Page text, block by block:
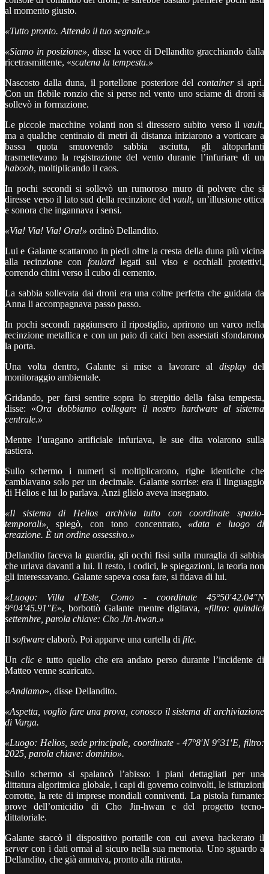
al momento giusto.
«Tutto pronto. Attendo il tuo segnale.»
«Siamo in posizione», disse la voce di Dellandito gracchiando dalla
ricetrasmittente, «scatena la tempesta.»
Nascosto dalla duna, il portellone posteriore del containersi aprì.
Con un flebile ronzio che si perse nel vento uno sciame di droni si
sollevò in formazione.
Le piccole macchine volanti non si diressero subito verso il vault,
ma a qualche centinaio di metri di distanza iniziarono a vorticare a
bassa quota smuovendo sabbia asciutta, gli altoparlanti
trasmettevano la registrazione del vento durante l’infuriare di un
haboob, moltiplicando il caos.
In pochi secondi si sollevò un rumoroso muro di polvere che si
diresse verso il lato sud della recinzione del vault, un’illusione ottica
e sonora che ingannava i sensi.
«Via! Via! Via! Ora!» ordinò Dellandito.
Lui e Galante scattarono in piedi oltre la cresta della duna più vicina
alla recinzione con foulard legati sul viso e occhiali protettivi,
correndo chini verso il cubo di cemento.
La sabbia sollevata dai droni era una coltre perfetta che guidata da
Anna li accompagnava passo passo.
In pochi secondi raggiunsero il ripostiglio, aprirono un varco nella
recinzione metallica e con un paio di calci ben assestati sfondarono
la porta.
Una volta dentro, Galante si mise a lavorare aldisplay del
monitoraggio ambientale.
Gridando, per farsi sentire sopra lo strepitio della falsa tempesta,
disse: «Ora dobbiamo collegare il nostro hardware al sistema
centrale.»
Mentre l’uragano artificiale infuriava, le sue dita volarono sulla
tastiera.
Sullo schermo i numeri si moltiplicarono, righe identiche che
cambiavano solo per un decimale. Galante sorrise: era il linguaggio
di Helios e lui lo parlava. Anzi glielo aveva insegnato.
«Il sistema di Helios archivia tutto con coordinate spazio-
temporali»,
spiegò, con tono concentrato, «data e luogo di
creazione. È un ordine ossessivo.»
Dellandito faceva la guardia, gli occhi fissi sulla muraglia di sabbia
che urlava davanti a lui. Il resto, i codici, le spiegazioni, la teoria non
gli interessavano. Galante sapeva cosa fare, si fidava di lui.
«Luogo: Villa d’Este, Como - coordinate 45°50′42.04″N
9°04′45.91″E», borbottò Galante mentre digitava, «filtro: quindici
settembre, parola chiave: Cho Jin-hwan.»
Il software elaborò. Poi apparve una cartella di file.
Un clice tutto quello che era andato perso durante l’incidente di
Matteo venne scaricato.
«Andiamo», disse Dellandito.
«Aspetta, voglio fare una prova, conosco il sistema di archiviazione
di Varga.
«Luogo: Helios, sede principale, coordinate - 47°8′N 9°31′E, filtro:
2025, parola chiave: dominio».
Sullo schermo si spalancò l’abisso: i piani dettagliati per una
dittatura algoritmica globale, i capi di governo coinvolti, le istituzioni
corrotte, la rete di imprese mondiali conniventi. La pistola fumante:
prove dell’omicidio di Cho Jin-hwan e del progetto tecno-
dittatoriale.
Galante staccò il dispositivo portatile con cui aveva hackerato il
servercon i dati ormai al sicuro nella sua memoria. Uno sguardo a
Dellandito, che già annuiva, pronto alla ritirata.